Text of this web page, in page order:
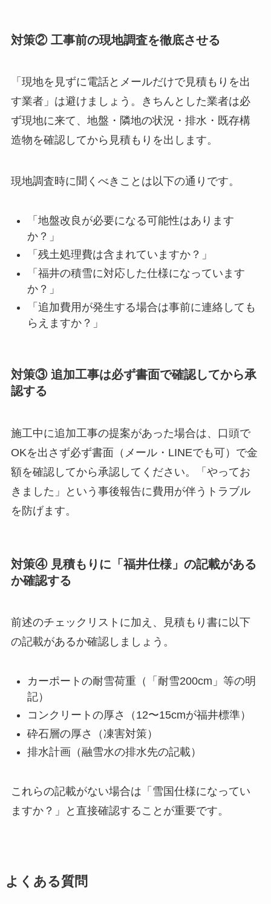
対策② 工事前の現地調査を徹底させる
「現地を見ずに電話とメールだけで見積もりを出
す業者」は避けましょう。きちんとした業者は必
ず現地に来て、地盤・隣地の状況・排水・既存構
造物を確認してから見積もりを出します。
現地調査時に聞くべきことは以下の通りです。
「地盤改良が必要になる可能性はあります
か？」
「残土処理費は含まれていますか？」
「福井の積雪に対応した仕様になっています
か？」
「追加費用が発生する場合は事前に連絡しても
らえますか？」
対策③ 追加工事は必ず書面で確認してから承
認する
施工中に追加工事の提案があった場合は、口頭で
OKを出さず必ず書面（メール・LINEでも可）で金
額を確認してから承認してください。「やってお
きました」という事後報告に費用が伴うトラブル
を防げます。
対策④ 見積もりに「福井仕様」の記載がある
か確認する
前述のチェックリストに加え、見積もり書に以下
の記載があるか確認しましょう。
カーポートの耐雪荷重（「耐雪200cm」等の明
記）
コンクリートの厚さ（12〜15cmが福井標準）
砕石層の厚さ（凍害対策）
排水計画（融雪水の排水先の記載）
これらの記載がない場合は「雪国仕様になってい
ますか？」と直接確認することが重要です。
よくある質問